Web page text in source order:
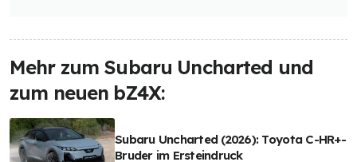
Mehr zum Subaru Uncharted und
zum neuen bZ4X:
Subaru Uncharted (2026): Toyota C-HR+-
Bruder im Ersteindruck